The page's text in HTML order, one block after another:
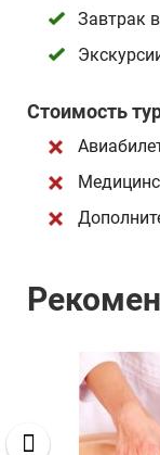
Завтрак
Стоимость